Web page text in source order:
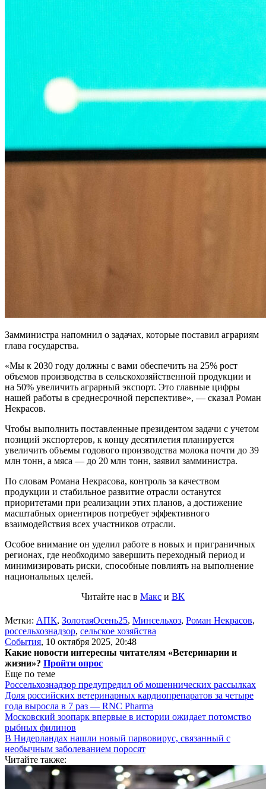
Замминистра напомнил о задачах, которые поставил аграриям
глава государства.
«Мы к 2030 году должны с вами обеспечить на 25% рост
объемов производства в сельскохозяйственной продукции и
на 50% увеличить аграрный экспорт. Это главные цифры
нашей работы в среднесрочной перспективе», — сказал Роман
Некрасов.
Чтобы выполнить поставленные президентом задачи с учетом
позиций экспортеров, к концу десятилетия планируется
увеличить объемы годового производства молока почти до 39
млн тонн, а мяса — до 20 млн тонн, заявил замминистра.
По словам Романа Некрасова, контроль за качеством
продукции и стабильное развитие отрасли останутся
приоритетами при реализации этих планов, а достижение
масштабных ориентиров потребует эффективного
взаимодействия всех участников отрасли.
Особое внимание он уделил работе в новых и приграничных
регионах, где необходимо завершить переходный период и
минимизировать риски, способные повлиять на выполнение
национальных целей.
Читайте нас в Макс и ВК
Метки: АПК, ЗолотаяОсень25, Минсельхоз, Роман Некрасов,
россельхознадзор, сельское хозяйства
События, 10 октября 2025, 20:48
Какие новости интересны читателям «Ветеринарии и
жизни»? Пройти опрос
Еще по теме
Россельхознадзор предупредил об мошеннических рассылках
Доля российских ветеринарных кардиопрепаратов за четыре
года выросла в 7 раз — RNC Pharma
Московский зоопарк впервые в истории ожидает потомство
рыбных филинов
В Нидерландах нашли новый парвовирус, связанный с
необычным заболеванием поросят
Читайте также: